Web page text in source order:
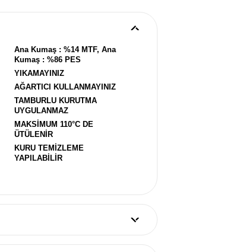
Ana Kumaş : %14 MTF, Ana
Kumaş : %86 PES
YIKAMAYINIZ
AĞARTICI KULLANMAYINIZ
TAMBURLU KURUTMA
UYGULANMAZ
MAKSİMUM 110°C DE
ÜTÜLENİR
KURU TEMİZLEME
YAPILABİLİR